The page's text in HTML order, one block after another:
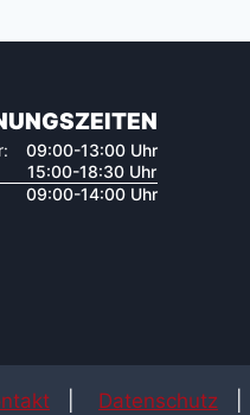
09:00-13:00 Uhr
15:00-18:30 Uhr
09:00-14:00 Uhr
Datenschutz